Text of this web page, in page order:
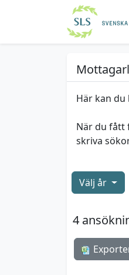
Här kan
När du fått
skriva
Välj år
4